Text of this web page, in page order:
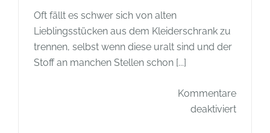
Oft fällt es schwer sich von alten
Lieblingsstücken aus dem Kleiderschrank zu
trennen, selbst wenn diese uralt sind und der
Stoff an manchen Stellen schon [...]
Kommentare
deaktiviertfür